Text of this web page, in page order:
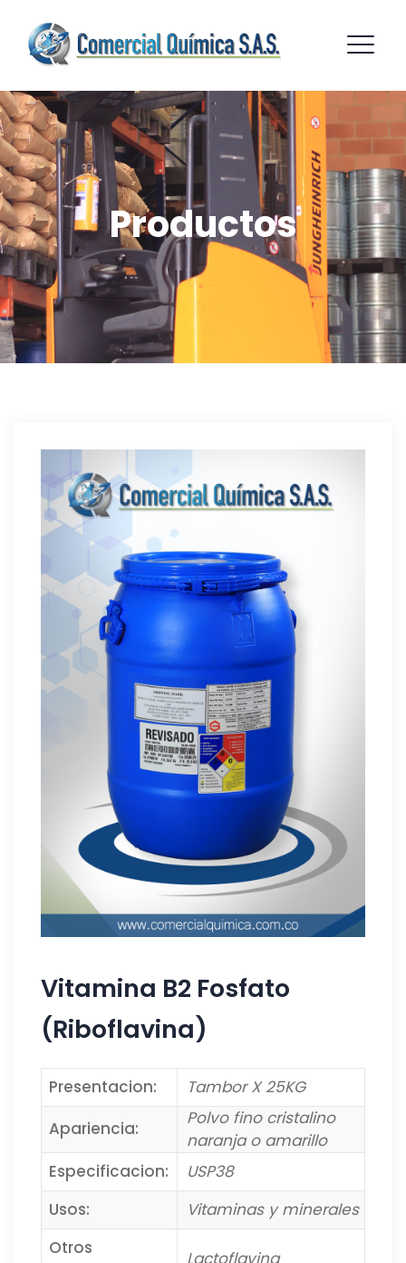
Productos
Vitamina B2 Fosfato
(Riboflavina)
Presentacion:
Tambor X 25KG
Apariencia:
Polvo fino cristalino
naranja o amarillo
Especificacion:
USP38
Usos:
Vitaminas y minerales
Otros
Lactoflavina